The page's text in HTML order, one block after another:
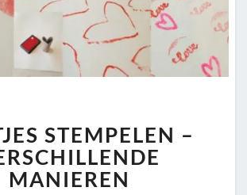
STEMPELEN
–
VERSCHILLENDE
MANIEREN
STEMPELEN –
MANIEREN